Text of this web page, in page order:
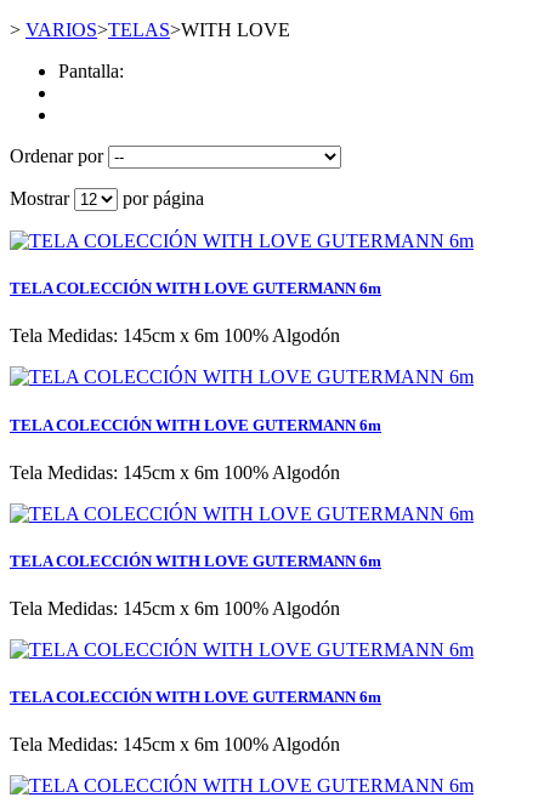
> VARIOS>TELAS>WITH LOVE
Pantalla:
Ordenar por
Mostrar por página
TELA COLECCIÓN WITH LOVE GUTERMANN 6m
Tela Medidas: 145cm x 6m 100% Algodón
TELA COLECCIÓN WITH LOVE GUTERMANN 6m
Tela Medidas: 145cm x 6m 100% Algodón
TELA COLECCIÓN WITH LOVE GUTERMANN 6m
Tela Medidas: 145cm x 6m 100% Algodón
TELA COLECCIÓN WITH LOVE GUTERMANN 6m
Tela Medidas: 145cm x 6m 100% Algodón